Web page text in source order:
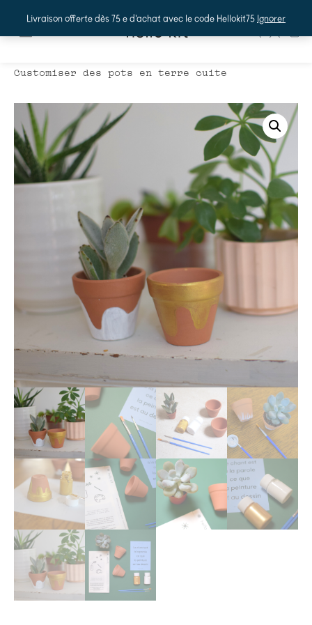
Livraison offerte dès 75 e d'achat avec le code Hellokit75 Ignorer
hello kit
Customiser des pots en terre cuite